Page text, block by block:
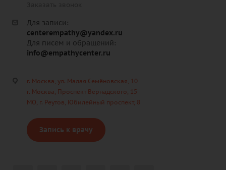
Для записи:
centerempathy@yandex.ru
Для писем и обращений:
info@empathycenter.ru
г. Москва, ул. Малая Семёновская, 10
г. Москва, Проспект Вернадского, 15
МО, г. Реутов, Юбилейный проспект, 8
Запись к врачу